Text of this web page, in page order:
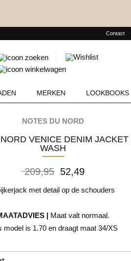
Contact
zoeken
MERKEN LOOKBOOKS
NOTES DU NORD
WASH
209,95 Oorspronkelijke
prijs
was:
52,49Huidige
is:
met detail op de schouders
| Maat valt normaal.
model is 1.70 en draagt maat 34/XS